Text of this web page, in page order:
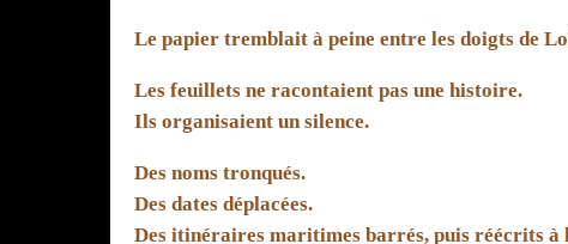
Le papier tremblait à peine entre les doigts de
Les feuillets ne racontaient pas une histoire.
Ils organisaient un silence.
Des noms tronqués.
Des dates déplacées.
Des itinéraires maritimes barrés, puis réécrits à